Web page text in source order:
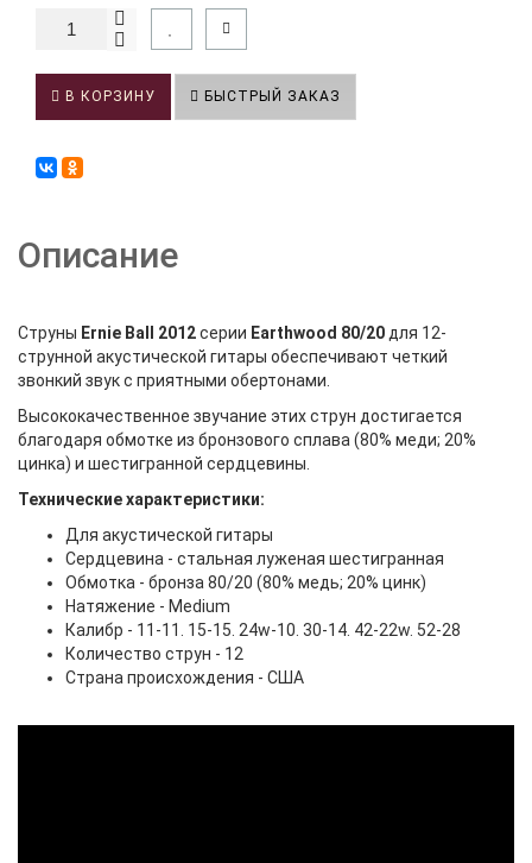
В КОРЗИНУ БЫСТРЫЙ ЗАКАЗ
Описание
Струны Ernie Ball 2012серии Earthwood 80/20 для 12-
струнной акустической гитары обеспечивают четкий
звонкий звук с приятными обертонами.
Высококачественное звучание этих струн достигается
благодаря обмотке из бронзового сплава (80% меди; 20%
цинка) и шестигранной сердцевины.
Технические характеристики:
Для акустической гитары
Сердцевина - стальная луженая шестигранная
Обмотка - бронза 80/20 (80% медь; 20% цинк)
Натяжение - Medium
Калибр - 11-11. 15-15. 24w-10. 30-14. 42-22w. 52-28
Количество струн - 12
Страна происхождения - США